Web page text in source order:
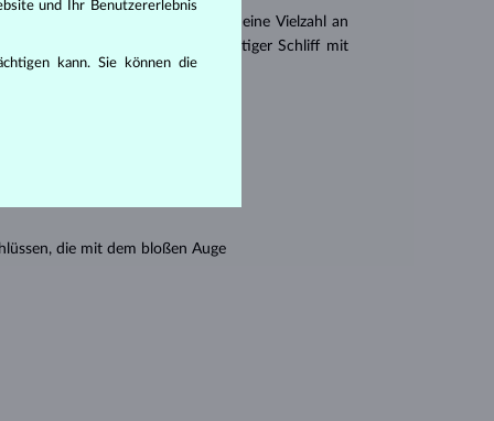
. Es gibt aber auch eine Vielzahl an
Princess (ein drei- oder vierseitiger Schliff mit
die mit dem bloßen Auge
und Ihr Benutzererlebnis
kann. Sie können die